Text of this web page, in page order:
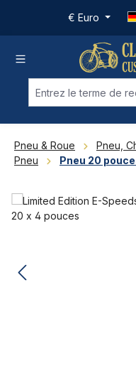
Passer au contenu
€ Euro
Pneu & Roue
Pneu,
Pneu
Pneu 20
Ignorer la galerie d'images